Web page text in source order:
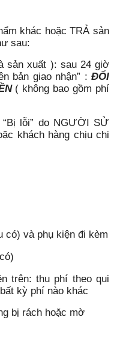
khác hoặc TRẢ sản
sau:
sản xuất ): sau 24 giờ
bản giao nhận” : ĐỔI
( không bao gồm phí
“Bị lỗi” do NGƯỜI SỬ
khách hàng chịu chi
có) và phụ kiện đi kèm
trên: thu phí theo qui
kỳ phí nào khác
bị rách hoặc mờ